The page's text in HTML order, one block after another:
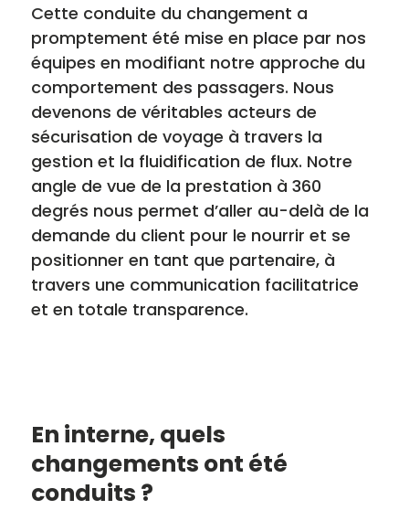
Cette conduite du changement a
promptement été mise en place par nos
équipes en modifiant notre approche du
comportement des passagers. Nous
devenons de véritables acteurs de
sécurisation de voyage à travers la
gestion et la fluidification de flux. Notre
angle de vue de la prestation à 360
degrés nous permet d’aller au-delà de la
demande du client pour le nourrir et se
positionner en tant que partenaire, à
travers une communication facilitatrice
et en totale transparence.
En interne, quels
changements ont été
conduits ?